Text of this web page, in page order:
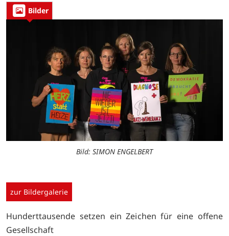
Bilder
Bild: SIMON ENGELBERT
zur Bildergalerie
Hunderttausende setzen ein Zeichen für eine offene
Gesellschaft